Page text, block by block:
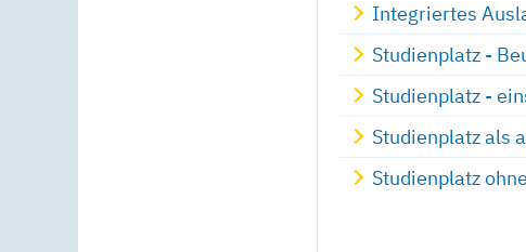
Integriertes
Studienplatz -
Studienplatz -
Studienplatz als
Studienplatz